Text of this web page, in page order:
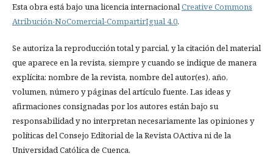
Esta obra está bajo una licencia internacionalCreative Commons
Atribución-NoComercial-CompartirIgual 4.0.
Se autoriza la reproducción total y parcial, y la citación del material
que aparece en la revista, siempre y cuando se indique de manera
explícita: nombre de la revista, nombre del autor(es), año,
volumen, número y páginas del artículo fuente. Las ideas y
afirmaciones consignadas por los autores están bajo su
responsabilidad y no interpretan necesariamente las opiniones y
políticas del Consejo Editorial de la Revista OActiva ni de la
Universidad Católica de Cuenca.